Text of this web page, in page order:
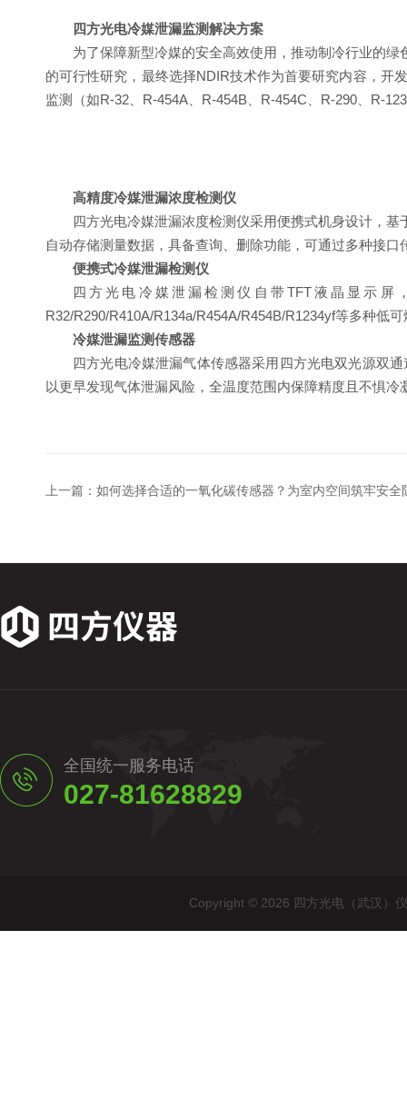
四方光电冷媒泄漏监测解决方案
为了保障新型冷媒的安全高效使用，推动制冷行业的绿
的可行性研究，最终选择NDIR技术作为首要研究内容，开
监测（如R-32、R-454A、R-454B、R-454C、R-290、R-
高精度冷媒泄漏浓度检测仪
四方光电冷媒泄漏浓度检测仪采用便携式机身设计，
自动存储测量数据，具备查询、删除功能，可通过多种接
便携式冷媒泄漏检测仪
四方光电冷媒泄漏检测仪自带TFT液晶显示
R32/R290/R410A/R134a/R454A/R454B/R1234yf等多种低
冷媒泄漏监测传感器
四方光电冷媒泄漏气体传感器采用四方光电双光源双
以更早发现气体泄漏风险，全温度范围内保障精度且不惧
上一篇： 如何选择合适的一氧化碳传感器？为室内空间筑牢安全
全国统一服务电话
027-81628829
Copyright © 2026 四方光电（武汉）